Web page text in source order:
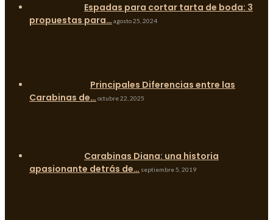
Espadas para cortar tarta de boda: 3
propuestas para… agosto 25, 2024
Principales Diferencias entre las
Carabinas de… octubre 22, 2025
Carabinas Diana: una historia
apasionante detrás de… septiembre 5, 2019